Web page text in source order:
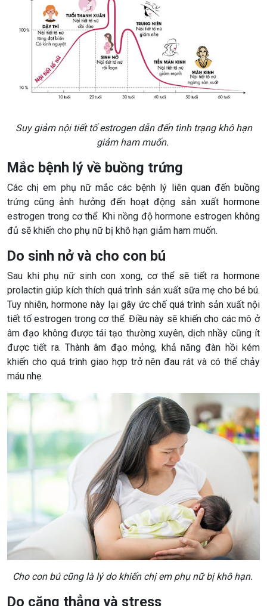
Suy giảm nội tiết tố estrogen dẫn đến tình trạng khô hạn
giảm ham muốn.
Mắc bệnh lý về buồng trứng
Các chị em phụ nữ mắc các bệnh lý liên quan đến buồng
trứng cũng ảnh hưởng đến hoạt động sản xuất hormone
estrogen trong cơ thể. Khi nồng độ hormone estrogen không
đủ sẽ khiến cho phụ nữ bị khô hạn giảm ham muốn.
Do sinh nở và cho con bú
Sau khi phụ nữ sinh con xong, cơ thể sẽ tiết ra hormone
prolactin giúp kích thích quá trình sản xuất sữa mẹ cho bé bú.
Tuy nhiên, hormone này lại gây ức chế quá trình sản xuất nội
tiết tố estrogen trong cơ thể. Điều này sẽ khiến cho các mô ở
âm đạo không được tái tạo thường xuyên, dịch nhầy cũng ít
được tiết ra. Thành âm đạo mỏng, khả năng đàn hồi kém
khiến cho quá trình giao hợp trở nên đau rát và có thể chảy
máu nhẹ.
Cho con bú cũng là lý do khiến chị em phụ nữ bị khô hạn.
Do căng thẳng và stress